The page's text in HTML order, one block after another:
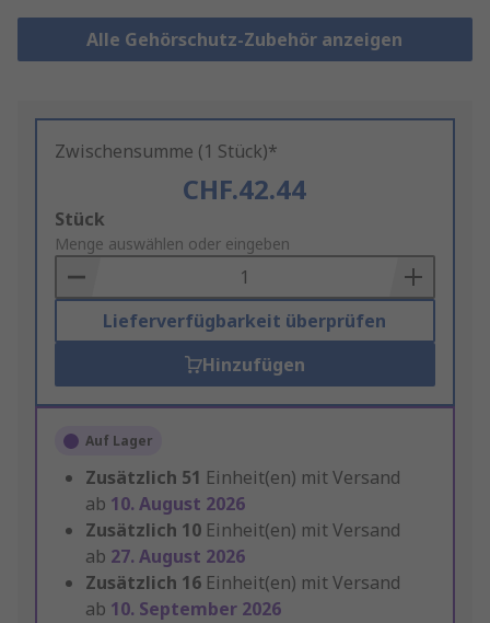
Alle Gehörschutz-Zubehör anzeigen
Zwischensumme (1 Stück)*
CHF.42.44
Add
to
Basket
Stück
Menge auswählen oder eingeben
Lieferverfügbarkeit überprüfen
Hinzufügen
Auf Lager
Zusätzlich 51 Einheit(en) mit Versand
ab 10. August 2026
Zusätzlich 10 Einheit(en) mit Versand
ab 27. August 2026
Zusätzlich 16 Einheit(en) mit Versand
ab 10. September 2026